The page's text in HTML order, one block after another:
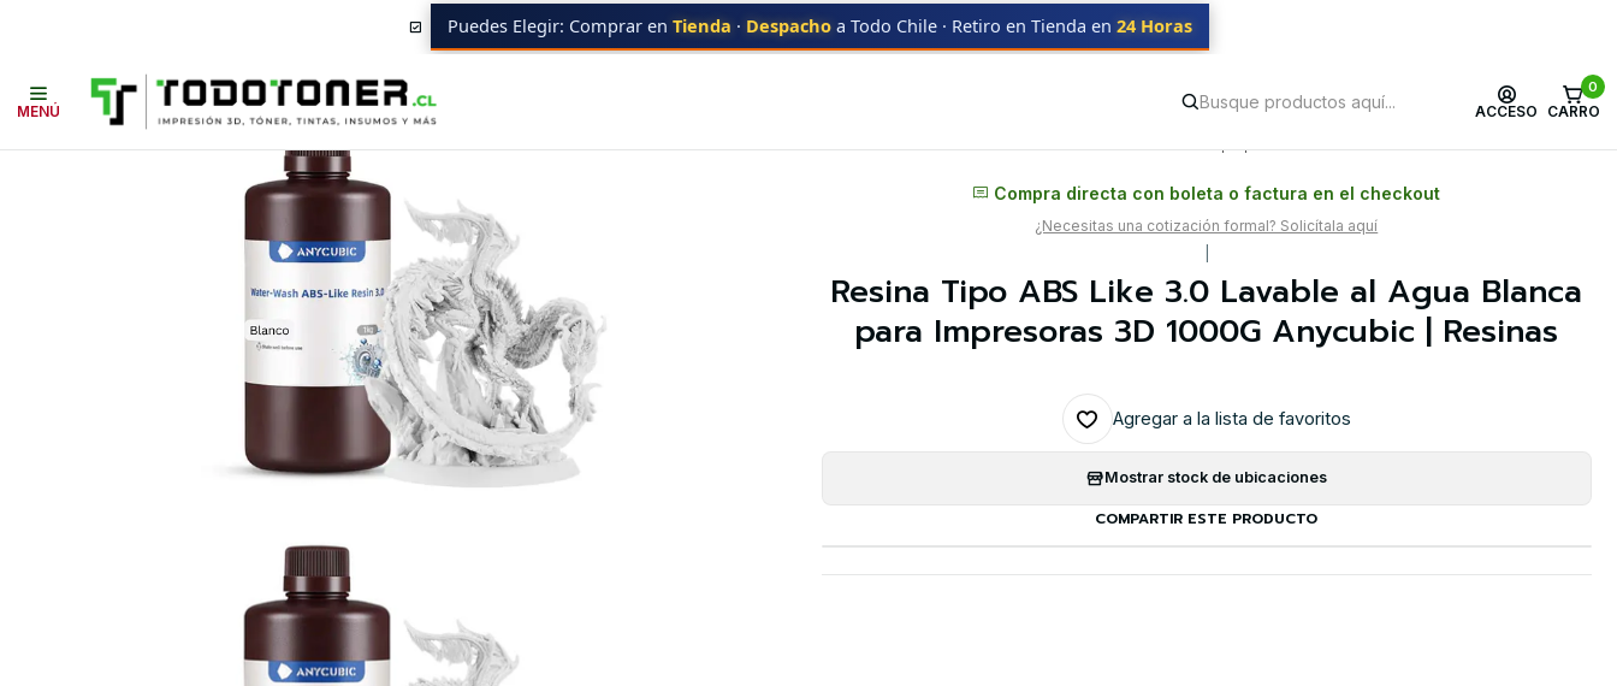
MENÚ ACCESO
0
CARRO
Puedes Elegir: Comprar en Tienda · Despacho a Todo Chile · Retiro en Tienda en 24 Horas
Resina Tipo ABS Like 3.0 Lavable al Agua Blanca para Impresoras 3D 1000G Anycubic | Resinas
Compra directa con boleta o factura en el checkout
¿Necesitas una cotización formal? Solicítala aquí
Resina Tipo ABS Like 3.0 Lavable al Agua Blanca
para Impresoras 3D 1000G Anycubic | Resinas
Agregar a la lista de favoritos
Mostrar stock de ubicaciones
COMPARTIR ESTE PRODUCTO